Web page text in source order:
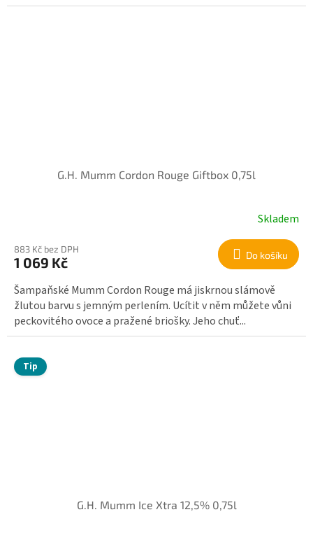
G.H. Mumm Cordon Rouge Giftbox 0,75l
Skladem
883 Kč bez DPH
1 069 Kč Do košíku
Šampaňské Mumm Cordon Rouge má jiskrnou slámově
žlutou barvu s jemným perlením. Ucítit v něm můžete vůni
peckovitého ovoce a pražené briošky. Jeho chuť...
Tip
G.H. Mumm Ice Xtra 12,5% 0,75l